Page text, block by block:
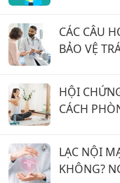
CÁC CÂU
BẢO VỆ
HỘI
CÁCH
LẠC NỘI
KHÔNG?